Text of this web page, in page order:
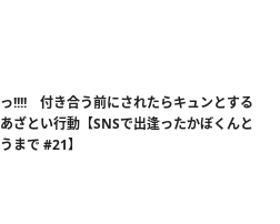
!!!! 付き合う前にされたらキュンとする
ざとい行動【SNSで出逢ったかぼくんと
まで #21】